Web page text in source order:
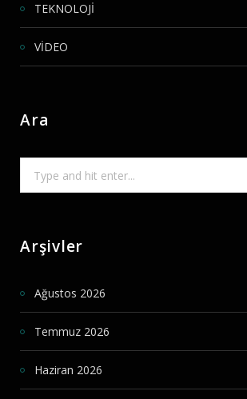
TEKNOLOJİ
VİDEO
Ara
Arşivler
Ağustos 2026
Temmuz 2026
Haziran 2026